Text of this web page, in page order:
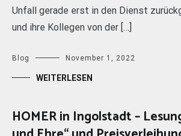
Unfall gerade erst in den Dienst
und ihre Kollegen von der […]
Blog November 1, 2022
WEITERLESEN
HOMER in Ingolstadt –